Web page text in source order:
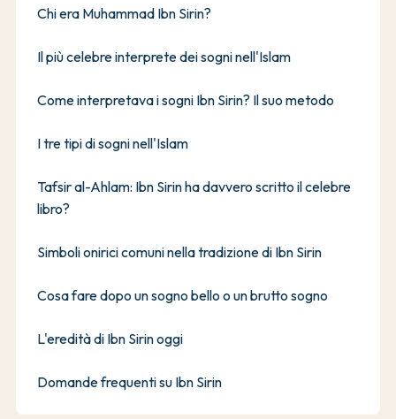
Chi era Muhammad Ibn Sirin?
Il più celebre interprete dei sogni nell'Islam
Come interpretava i sogni Ibn Sirin? Il suo metodo
I tre tipi di sogni nell'Islam
Tafsir al-Ahlam: Ibn Sirin ha davvero scritto il celebre
libro?
Simboli onirici comuni nella tradizione di Ibn Sirin
Cosa fare dopo un sogno bello o un brutto sogno
L'eredità di Ibn Sirin oggi
Domande frequenti su Ibn Sirin